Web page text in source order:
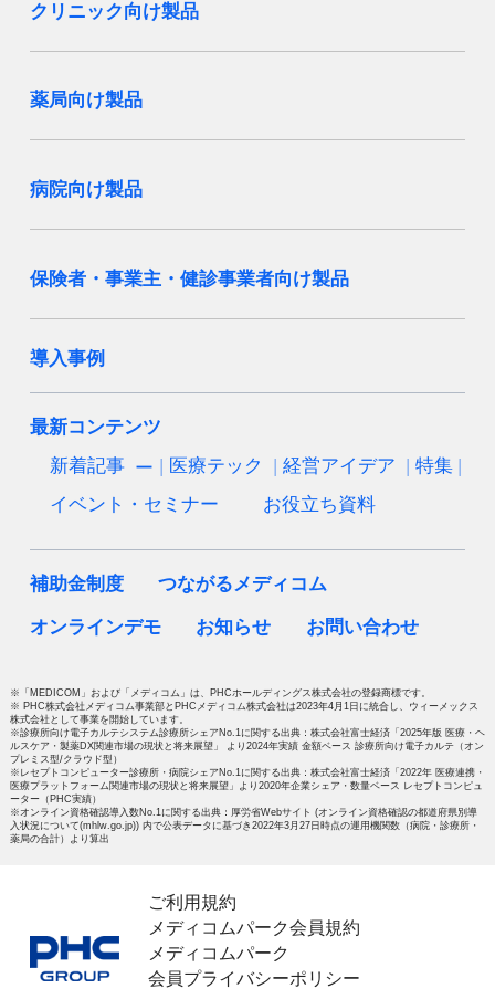
クリニック向け製品
薬局向け製品
病院向け製品
保険者・事業主・健診事業者向け製品
導入事例
最新コンテンツ
新着記事
医療テック 経営アイデア
特集
イベント・セミナー
お役立ち資料
補助金制度 つながるメディコム
オンラインデモ お知らせ お問い合わせ
※「MEDICOM」および「メディコム」は、PHCホールディングス株式会社の登録商標です。
※ PHC株式会社メディコム事業部とPHCメディコム株式会社は2023年4月1日に統合し、ウィーメックス
株式会社として事業を開始しています。
※診療所向け電子カルテシステム診療所シェアNo.1に関する出典：株式会社富士経済「2025年版 医療・ヘ
ルスケア・製薬DX関連市場の現状と将来展望」 より2024年実績 金額ベース 診療所向け電子カルテ（オン
プレミス型/クラウド型）
※レセプトコンピューター診療所・病院シェアNo.1に関する出典：株式会社富士経済「2022年 医療連携・
医療プラットフォーム関連市場の現状と将来展望」より2020年企業シェア・数量ベース レセプトコンピュ
ーター（PHC実績）
※オンライン資格確認導入数No.1に関する出典：厚労省Webサイト (オンライン資格確認の都道府県別導
入状況について(mhlw.go.jp)) 内で公表データに基づき2022年3月27日時点の運用機関数（病院・診療所・
薬局の合計）より算出
ご利用規約
メディコムパーク会員規約
メディコムパーク
会員プライバシーポリシー